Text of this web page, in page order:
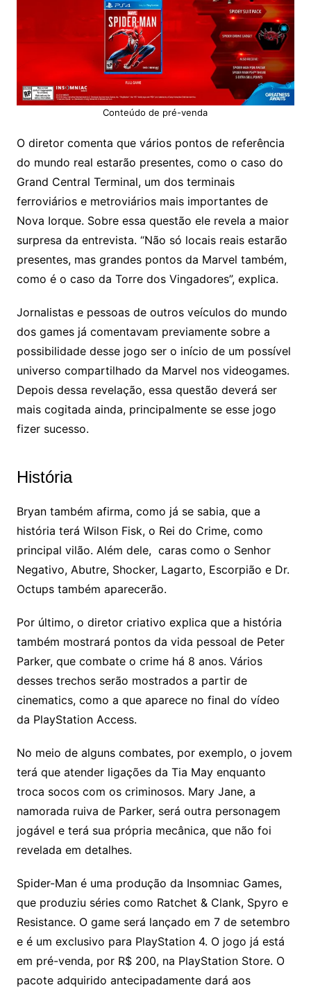
Conteúdo de pré-venda
O diretor comenta que vários pontos de referência
do mundo real estarão presentes, como o caso do
Grand Central Terminal, um dos terminais
ferroviários e metroviários mais importantes de
Nova Iorque. Sobre essa questão ele revela a maior
surpresa da entrevista. “Não só locais reais estarão
presentes, mas grandes pontos da Marvel também,
como é o caso da Torre dos Vingadores”, explica.
Jornalistas e pessoas de outros veículos do mundo
dos games já comentavam previamente sobre a
possibilidade desse jogo ser o início de um possível
universo compartilhado da Marvel nos videogames.
Depois dessa revelação, essa questão deverá ser
mais cogitada ainda, principalmente se esse jogo
fizer sucesso.
História
Bryan também afirma, como já se sabia, que a
história terá Wilson Fisk, o Rei do Crime, como
principal vilão. Além dele, caras como o Senhor
Negativo, Abutre, Shocker, Lagarto, Escorpião e Dr.
Octups também aparecerão.
Por último, o diretor criativo explica que a história
também mostrará pontos da vida pessoal de Peter
Parker, que combate o crime há 8 anos. Vários
desses trechos serão mostrados a partir de
cinematics, como a que aparece no final do vídeo
da PlayStation Access.
No meio de alguns combates, por exemplo, o jovem
terá que atender ligações da Tia May enquanto
troca socos com os criminosos. Mary Jane, a
namorada ruiva de Parker, será outra personagem
jogável e terá sua própria mecânica, que não foi
revelada em detalhes.
Spider-Man é uma produção da Insomniac Games,
que produziu séries como Ratchet & Clank, Spyro e
Resistance. O game será lançado em 7 de setembro
e é um exclusivo para PlayStation 4. O jogo já está
em pré-venda, por R$ 200, na PlayStation Store. O
pacote adquirido antecipadamente dará aos